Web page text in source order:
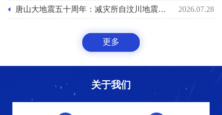
唐山大地震五十周年：减灾所自汶川地震后十八年助力国家预警能力之路 2026.07.28
更多
关于我们